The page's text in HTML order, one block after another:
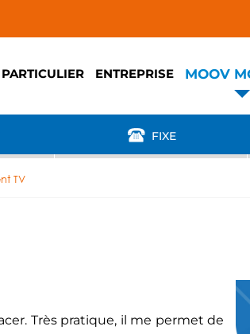
PARTICULIER ENTREPRISE MOOV
FIXE
TV
Très pratique, il me permet de